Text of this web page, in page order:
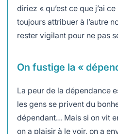
diriez « qu’est ce que j’ai
toujours attribuer à l’autre
rester vigilant pour ne pas
On fustige la «
La peur de la dépendance
les gens se privent du
dépendant… Mais si on vit
on a plaisir à le voir, on a